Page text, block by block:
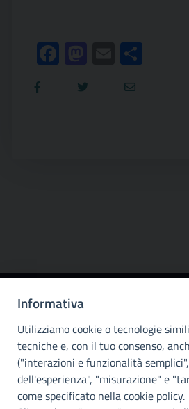
Facebook
Mastodon
Email
Città
metropolitana di
Palermo
INFO E CONTATTI
I nostri canali social
Informativa
Utilizziamo cookie o tecnologie
tecniche e, con il tuo consenso,
("interazioni e funzionalità
dell'esperienza", "misurazione" e
come specificato nella cookie policy.